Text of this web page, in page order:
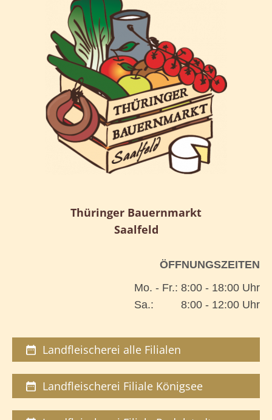
Thüringer Bauernmarkt
Saalfeld
ÖFFNUNGSZEITEN
Mo. - Fr.: 8:00 - 18:00 Uhr
Sa.: 8:00 - 12:00 Uhr
Landfleischerei alle Filialen
Landfleischerei Filiale Königsee